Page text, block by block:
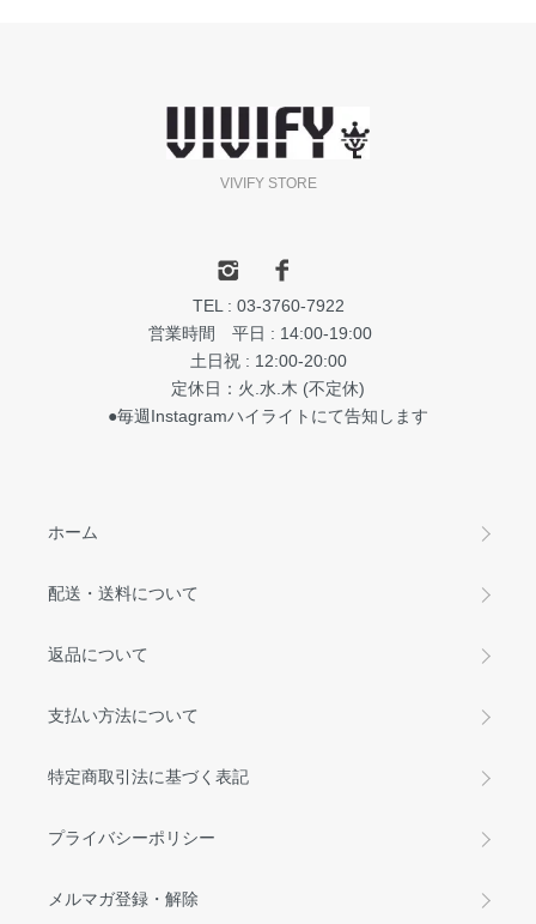
VIVIFY STORE
TEL : 03-3760-7922
営業時間 平日 : 14:00-19:00
土日祝 : 12:00-20:00
定休日：火.水.木 (不定休)
●毎週Instagramハイライトにて告知します
ホーム
配送・送料について
返品について
支払い方法について
特定商取引法に基づく表記
プライバシーポリシー
メルマガ登録・解除